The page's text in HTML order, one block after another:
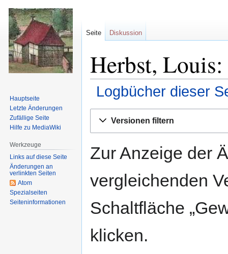
Herbst, Louis:
Logbücher dieser
Navigation
Suche
Versionen filtern
Zur Anzeige der
vergleichenden
Schaltfläche
klicken.
Seite Diskussion
Hauptseite
Letzte Änderungen
Zufällige Seite
Hilfe zu MediaWiki
Werkzeuge
Links auf diese Seite
Änderungen an
verlinkten Seiten
Atom
Spezialseiten
Seiten­informationen